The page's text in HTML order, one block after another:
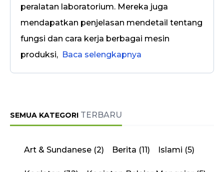
peralatan laboratorium. Mereka juga
mendapatkan penjelasan mendetail tentang
fungsi dan cara kerja berbagai mesin
produksi, Baca selengkapnya
SEMUA KATEGORI TERBARU
Art & Sundanese (2) Berita (11) Islami (5)